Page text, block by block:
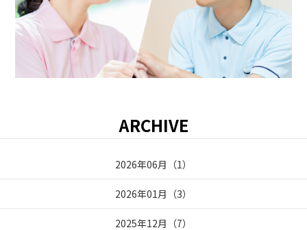
ARCHIVE
2026年06月 （1）
2026年01月 （3）
2025年12月 （7）